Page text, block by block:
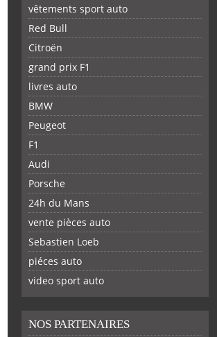
FACEBOOKTWITTER
vêtements sport auto
Red Bull
Citroën
grand prix F1
livres auto
BMW
Peugeot
F1
Audi
Porsche
24h du Mans
vente pièces auto
Sebastien Loeb
piéces auto
video sport auto
NOS PARTENAIRES